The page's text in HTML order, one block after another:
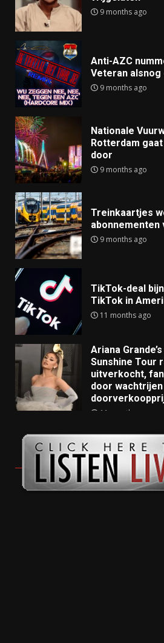
9 months ago
Anti-AZC
Veteran alsnog
9 months ago
Nationale
Rotterdam
door
9 months ago
Treinkaartjes
abonnementen
9 months ago
TikTok-deal
TikTok in
11 months ago
Ariana
Sunshine Tour
uitverkocht,
door
11 months ago